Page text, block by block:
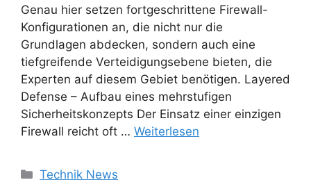
Genau hier setzen fortgeschrittene Firewall-
Konfigurationen an, die nicht nur die
Grundlagen abdecken, sondern auch eine
tiefgreifende Verteidigungsebene bieten, die
Experten auf diesem Gebiet benötigen. Layered
Defense – Aufbau eines mehrstufigen
Sicherheitskonzepts Der Einsatz einer einzigen
Firewall reicht oft … Weiterlesen
Kategorien
Technik News